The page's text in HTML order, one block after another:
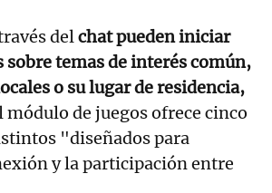
delchat pueden iniciar
sobre temas de interés común,
o su lugar de residencia,
de juegos ofrece cinco
"diseñados para
y la participación entre